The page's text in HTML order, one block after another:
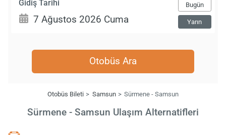
Gidiş Tarihi Bugün
Yarın
Otobüs Ara
Otobüs Bileti Samsun Sürmene - Samsun
Sürmene - Samsun Ulaşım Alternatifleri